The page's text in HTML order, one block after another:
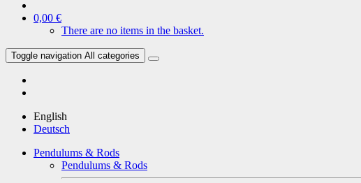
0,00 €
There are no items in the basket.
Toggle navigation All categories
English
Deutsch
Pendulums & Rods
Pendulums & Rods